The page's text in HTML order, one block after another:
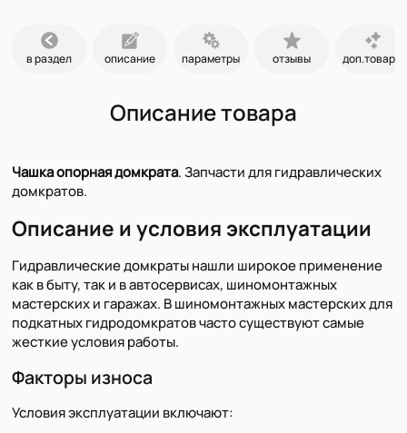
в раздел описание параметры отзывы доп.товары
Описание товара
Чашка опорная домкрата. Запчасти для гидравлических
домкратов.
Описание и условия эксплуатации
Гидравлические домкраты нашли широкое применение
как в быту, так и в автосервисах, шиномонтажных
мастерских и гаражах. В шиномонтажных мастерских для
подкатных гидродомкратов часто существуют самые
жесткие условия работы.
Факторы износа
Условия эксплуатации включают: